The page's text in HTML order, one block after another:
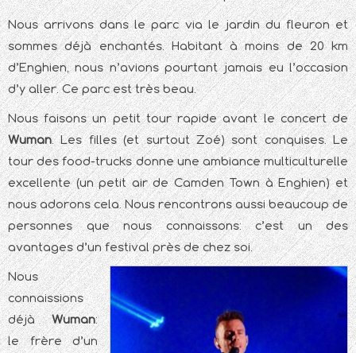
Nous arrivons dans le parc via le jardin du fleuron et
sommes déjà enchantés. Habitant à moins de 20 km
d’Enghien, nous n’avions pourtant jamais eu l’occasion
d’y aller. Ce parc est très beau.
Nous faisons un petit tour rapide avant le concert de
Wuman. Les filles (et surtout Zoé) sont conquises. Le
tour des food-trucks donne une ambiance multiculturelle
excellente (un petit air de Camden Town à Enghien) et
nous adorons cela. Nous rencontrons aussi beaucoup de
personnes que nous connaissons: c’est un des
avantages d’un festival près de chez soi.
Nous
connaissions
déjàWuman:
le frère d’un